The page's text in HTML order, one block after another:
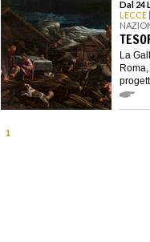
Dal 24
LECCE
La
1